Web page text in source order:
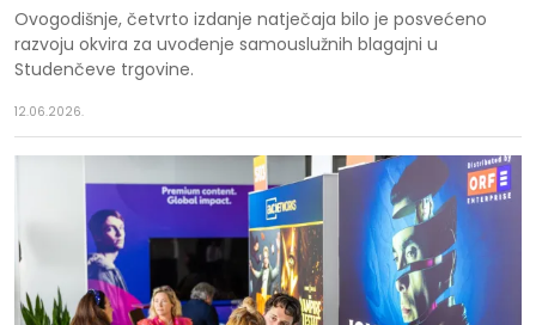
Ovogodišnje, četvrto izdanje natječaja bilo je posvećeno
razvoju okvira za uvođenje samouslužnih blagajni u
Studenčeve trgovine.
12.06.2026.